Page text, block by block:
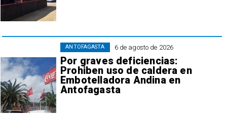
6 de agosto de 2026
Por graves deficiencias:
Prohiben uso de caldera en
Embotelladora Andina en
Antofagasta
ANTOFAGASTA